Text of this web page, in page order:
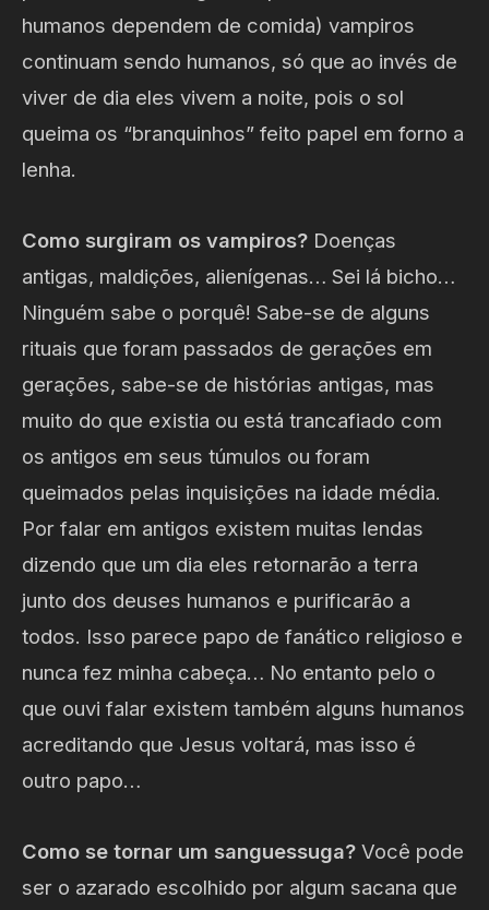
humanos dependem de comida) vampiros
continuam sendo humanos, só que ao invés de
viver de dia eles vivem a noite, pois o sol
queima os “branquinhos” feito papel em forno a
lenha.
Como surgiram os vampiros? Doenças
antigas, maldições, alienígenas… Sei lá bicho…
Ninguém sabe o porquê! Sabe-se de alguns
rituais que foram passados de gerações em
gerações, sabe-se de histórias antigas, mas
muito do que existia ou está trancafiado com
os antigos em seus túmulos ou foram
queimados pelas inquisições na idade média.
Por falar em antigos existem muitas lendas
dizendo que um dia eles retornarão a terra
junto dos deuses humanos e purificarão a
todos. Isso parece papo de fanático religioso e
nunca fez minha cabeça… No entanto pelo o
que ouvi falar existem também alguns humanos
acreditando que Jesus voltará, mas isso é
outro papo…
Como se tornar um sanguessuga? Você pode
ser o azarado escolhido por algum sacana que